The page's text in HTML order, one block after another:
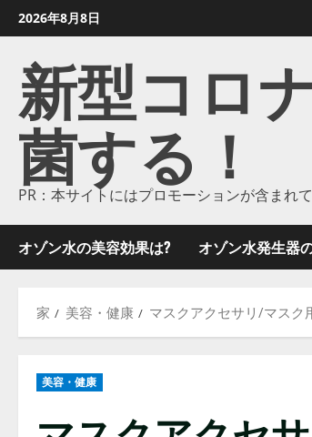
ン
2026年8月8日
新型コロ
菌する！
PR：本サイトにはプロモーションが含まれ
オゾン水の美容効果は? オゾン水発生器
家 美容・健康 マスクアクセサリ/マスク
美容・健康